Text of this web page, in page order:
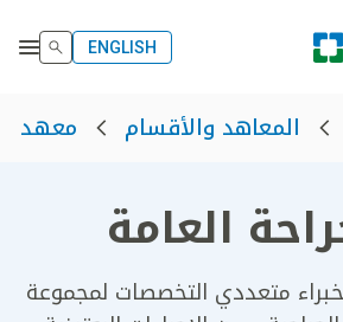
ENGLISH
المعاهد والأقسام معهد
العامة
متعددي التخصصات لمجموعة